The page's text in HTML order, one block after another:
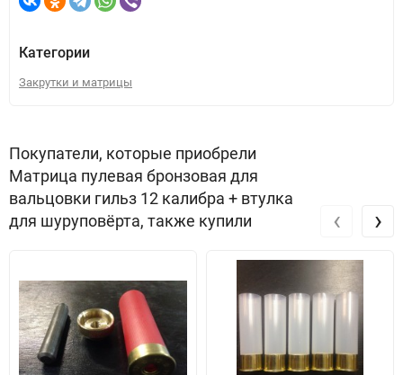
Категории
Закрутки и матрицы
Покупатели, которые приобрели
Матрица пулевая бронзовая для
вальцовки гильз 12 калибра + втулка
для шуруповёрта, также купили
‹ ›